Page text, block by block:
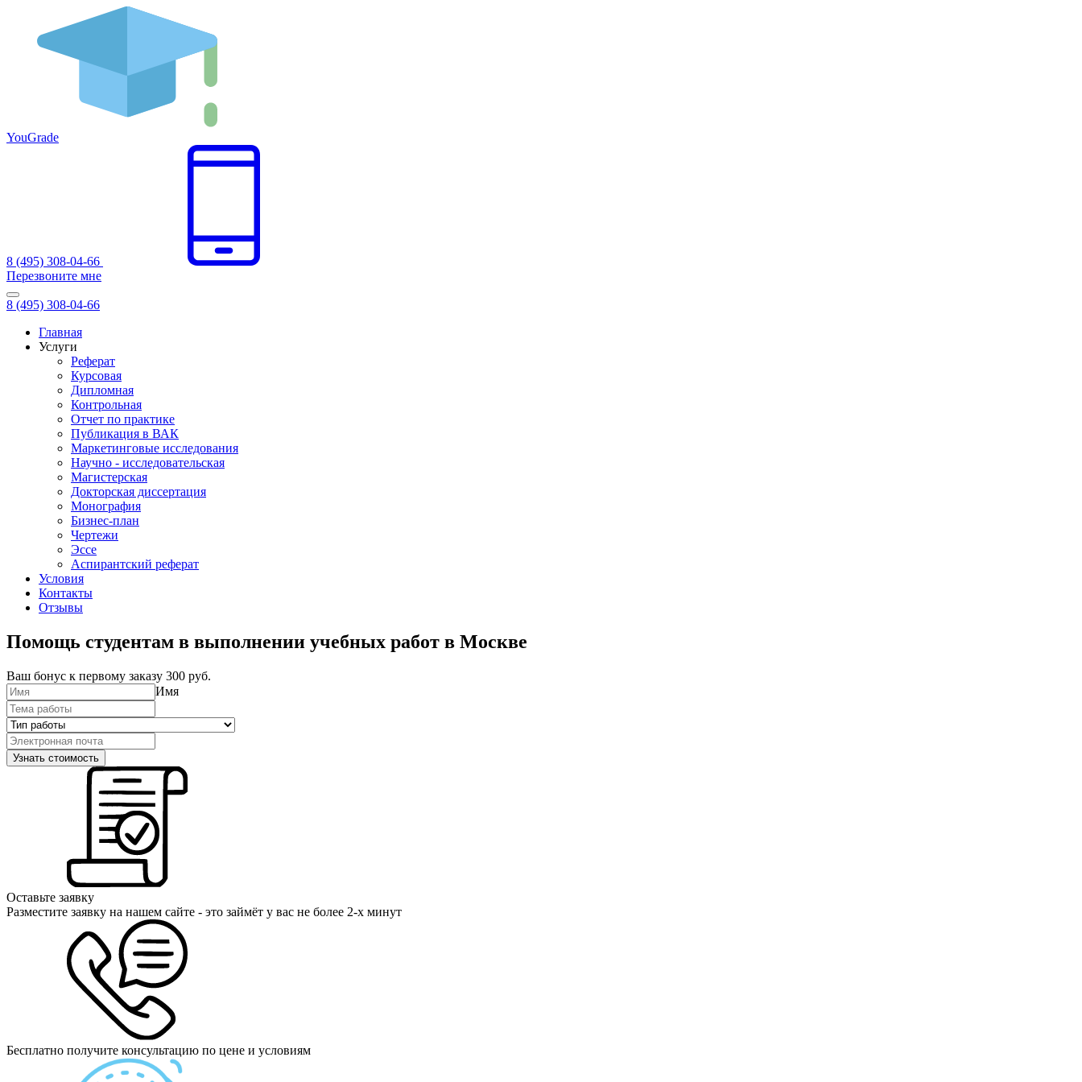
YouGrade
8 (495) 308-04-66
Перезвоните мне
8 (495) 308-04-66
Главная
Услуги
Реферат
Курсовая
Дипломная
Контрольная
Отчет по практике
Публикация в ВАК
Маркетинговые исследования
Научно - исследовательская
Магистерская
Докторская диссертация
Монография
Бизнес-план
Чертежи
Эссе
Аспирантский реферат
Условия
Контакты
Отзывы
Помощь студентам в выполнении учебных работ в Москве
Ваш бонус к первому заказу 300 руб.
Имя
Оставьте заявку
Разместите заявку на нашем сайте - это займёт у вас не более 2-х минут
Бесплатно получите консультацию по цене и условиям